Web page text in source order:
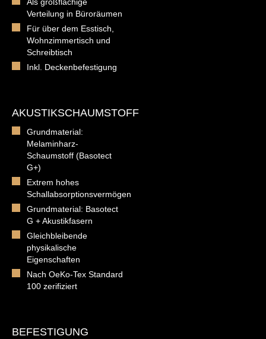
Verteilung in Büroräumen
Für über dem Esstisch,
Wohnzimmertisch und
Schreibtisch
Inkl. Deckenbefestigung
AKUSTIKSCHAUMSTOFF
Grundmaterial:
Melaminharz-
Schaumstoff (Basotect
G+)
Extrem hohes
Schallabsorptionsvermögen
Grundmaterial: Basotect
G + Akustikfasern
Gleichbleibende
physikalische
Eigenschaften
Nach OeKo-Tex Standard
100 zerifiziert
BEFESTIGUNG